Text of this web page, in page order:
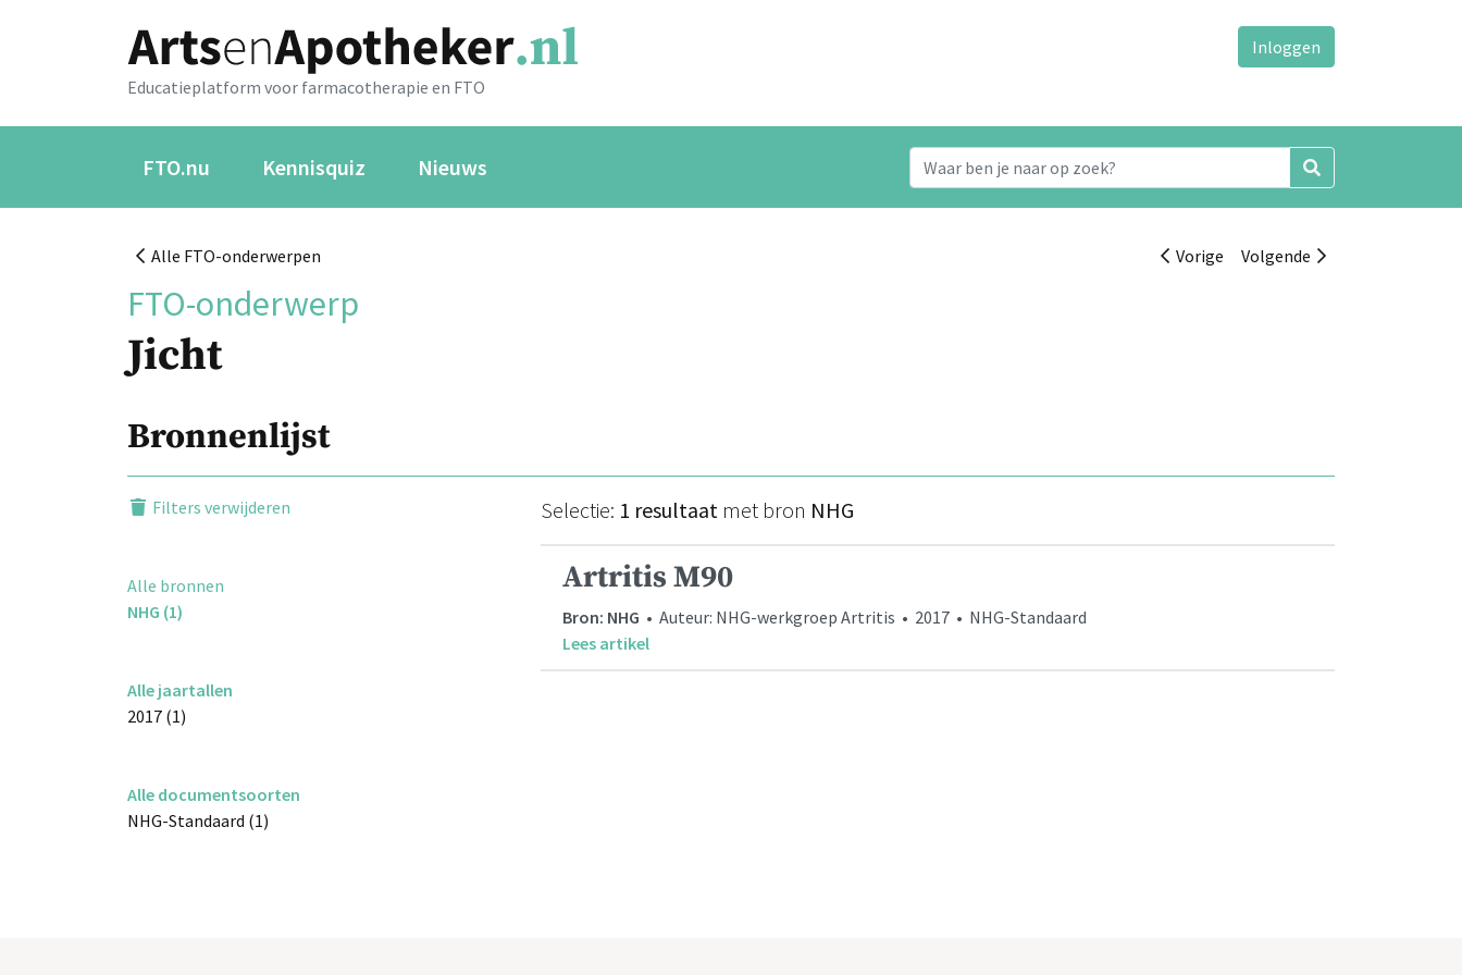
Educatieplatform voor farmacotherapie en FTO
Inloggen
FTO.nu Kennisquiz Nieuws
Alle FTO-onderwerpen Vorige Volgende
FTO-onderwerp
Jicht
Bronnenlijst
Filters verwijderen
Alle bronnen
NHG (1)
Alle jaartallen
2017 (1)
Alle documentsoorten
NHG-Standaard (1)
Selectie: 1 resultaat met bron NHG
Artritis M90
Bron: NHG • Auteur: NHG-werkgroep Artritis • 2017 • NHG-Standaard
Lees artikel